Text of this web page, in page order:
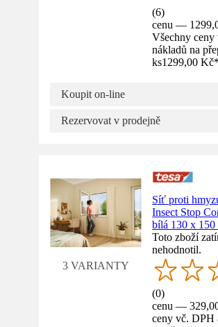
(6)
cenu —
Všechny
nákladů na
ks1299,00 Kč
Koupit on-line
Rezervovat v prodejně
3 VARIANTY
Síť proti
Insect Stop
bílá 130 x 150
Toto zboží
nehodnotil.
(0)
cenu —
ceny vč. DPH